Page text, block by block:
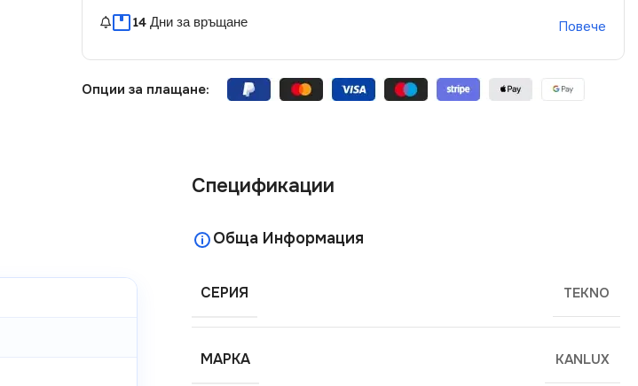
14 Дни за връщане Повече
Опции за плащане:
Спецификации
Обща Информация
СЕРИЯ TEKNO
МАРКА KANLUX